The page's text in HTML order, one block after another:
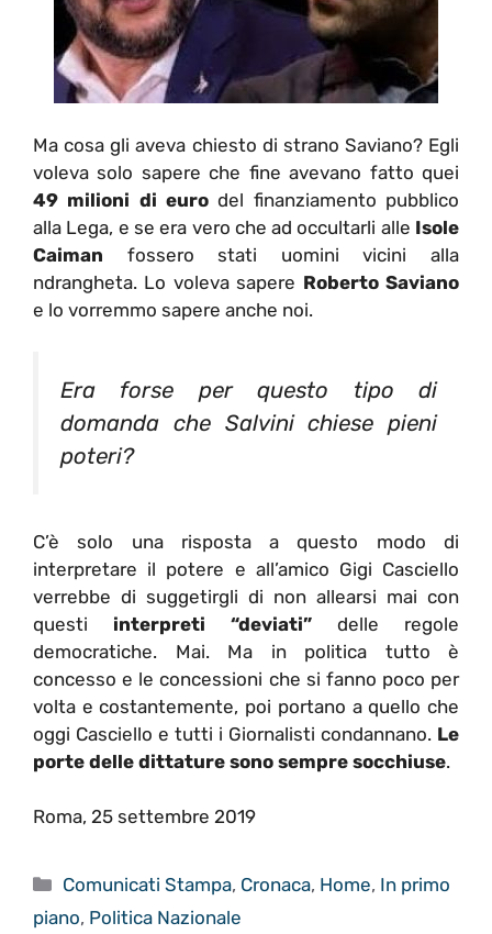
Ma cosa gli aveva chiesto di strano Saviano? Egli
voleva solo sapere che fine avevano fatto quei
49 milioni di euro del finanziamento pubblico
alla Lega, e se era vero che ad occultarli alle Isole
Caiman fossero stati uomini vicini alla
ndrangheta. Lo voleva sapere Roberto Saviano
e lo vorremmo sapere anche noi.
Era forse per questo tipo di
domanda che Salvini chiese pieni
poteri?
C’è solo una risposta a questo modo di
interpretare il potere e all’amico Gigi Casciello
verrebbe di suggetirgli di non allearsi mai con
questi interpreti “deviati” delle regole
democratiche. Mai. Ma in politica tutto è
concesso e le concessioni che si fanno poco per
volta e costantemente, poi portano a quello che
oggi Casciello e tutti i Giornalisti condannano. Le
porte delle dittature sono sempre socchiuse.
Roma, 25 settembre 2019
Categorie
Comunicati Stampa, Cronaca, Home, In primo
piano, Politica Nazionale